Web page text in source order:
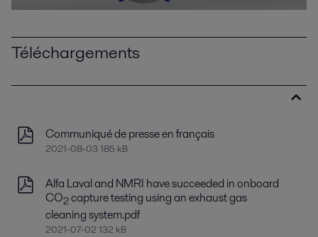
Téléchargements
Communiqué de presse en français
2021-08-03 185 kB
Alfa Laval and NMRI have succeeded in onboard
CO2capture testing using an exhaust gas
cleaning system.pdf
2021-07-02 132 kB